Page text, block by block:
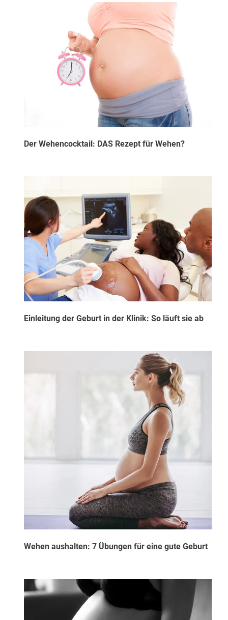
Der Wehencocktail: DAS Rezept für Wehen?
Einleitung der Geburt in der Klinik: So läuft sie ab
Wehen aushalten: 7 Übungen für eine gute Geburt